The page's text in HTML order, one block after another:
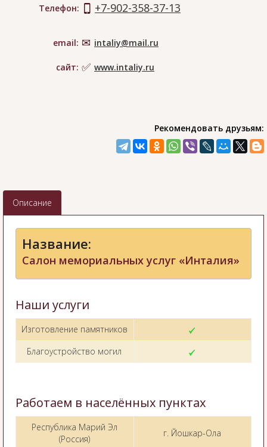
Телефон: +7-902-358-37-13
email: intaliy@mail.ru
сайт: www.intaliy.ru
Рекомендовать друзьям:
Описание
Название:
Салон мемориальных услуг «Инталия»
Наши услуги
Изготовление памятников
Благоустройство могил
Работаем в населённых пунктах
Республика Марий Эл
(Россия)
г. Йошкар-Ола